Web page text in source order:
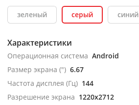
зеленый серый синий
Характеристики
Операционная система Android
Размер экрана (") 6.67
Частота дисплея (Гц) 144
Разрешение экрана 1220x2712